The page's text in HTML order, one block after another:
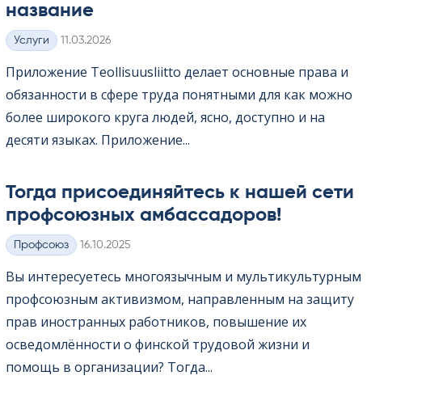
название
Категории
Услуги Kirjoitettu
11.03.2026
Приложение Teol­li­suus­liitto делает основные права и
обязанности в сфере труда понятными для как можно
более широкого круга людей, ясно, доступно и на
десяти языках. Приложение...
Тогда присоединяйтесь к нашей сети
профсоюзных амбассадоров!
Категории
Профсоюз Kirjoitettu
16.10.2025
Вы интересуетесь многоязычным и мультикультурным
профсоюзным активизмом, направленным на защиту
прав иностранных работников, повышение их
осведомлённости о финской трудовой жизни и
помощь в организации? Тогда...